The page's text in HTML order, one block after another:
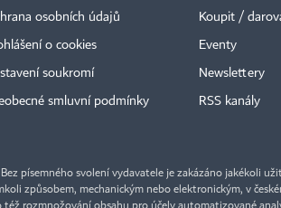
osobních údajů
o cookies
soukromí
smluvní podmínky
Koupit /
Eventy
Newslettery
RSS kanály
písemného svolení vydavatele je zakázáno jakékoli
způsobem, mechanickým nebo elektronickým, v